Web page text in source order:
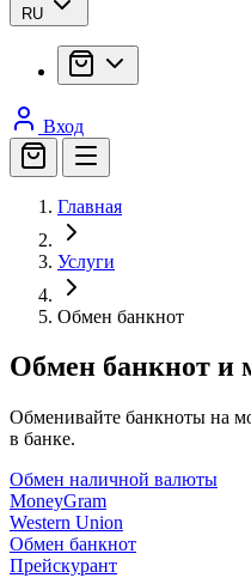
RU
Вход
Главная
Услуги
Обмен банкнот
Обмен банкнот и
Обменивайте банкноты на
в банке.
Обмен наличной валюты
MoneyGram
Western Union
Обмен банкнот
Прейскурант